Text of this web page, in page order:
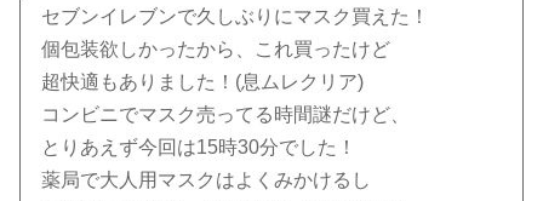
セブンイレブンで久しぶりにマスク買えた！
個包装欲しかったから、これ買ったけど
超快適もありました！(息ムレクリア)
コンビニでマスク売ってる時間謎だけど、
とりあえず今回は15時30分でした！
薬局で大人用マスクはよくみかけるし